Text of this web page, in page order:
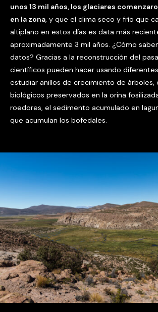
unos 13 mil años, los glaciares
en la zona, y que el clima seco y frío que
altiplano en estos días es data más
aproximadamente 3 mil años. ¿Cómo
datos? Gracias a la reconstrucción del
científicos pueden hacer usando
estudiar anillos de crecimiento de árboles,
biológicos preservados en la orina
roedores, el sedimento acumulado en
que acumulan los bofedales.